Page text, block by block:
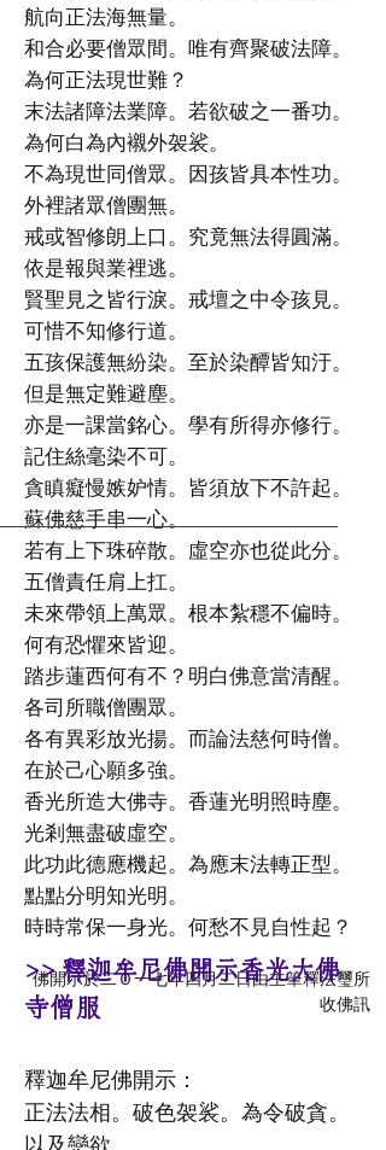
航向正法海無量。
和合必要僧眾間。唯有齊聚破法障。
為何正法現世難？
末法諸障法業障。若欲破之一番功。
為何白為內襯外袈裟。
不為現世同僧眾。因孩皆具本性功。
外裡諸眾僧團無。
戒或智修朗上口。究竟無法得圓滿。
依是報與業裡逃。
賢聖見之皆行淚。戒壇之中令孩見。
可惜不知修行道。
五孩保護無紛染。至於染醰皆知汙。
但是無定難避塵。
亦是一課當銘心。學有所得亦修行。
記住絲毫染不可。
貪瞋癡慢嫉妒情。皆須放下不許起。
蘇佛慈手串一心。
若有上下珠碎散。虛空亦也從此分。
五僧責任肩上扛。
未來帶領上萬眾。根本紮穩不偏時。
何有恐懼來皆迎。
踏步蓮西何有不？明白佛意當清醒。
各司所職僧團眾。
各有異彩放光揚。而論法慈何時僧。
在於己心願多強。
香光所造大佛寺。香蓮光明照時塵。
光剎無盡破虛空。
此功此德應機起。為應末法轉正型。
點點分明知光明。
時時常保一身光。何愁不見自性起？
​佛開示於二Ｏ一七年四月二日由主筆釋法璽所
收佛訊
>> 釋迦牟尼佛開示香光大佛
寺僧服
釋迦牟尼佛開示：
正法法相。破色袈裟。為令破貪。
以及戀欲。